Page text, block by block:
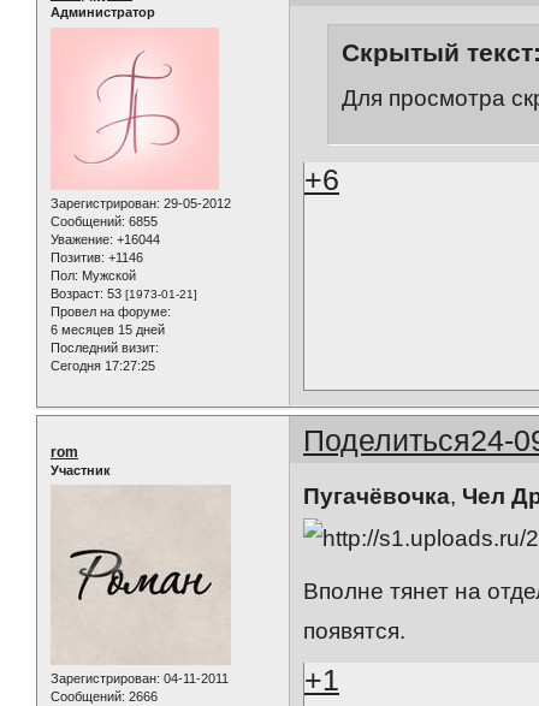
Администратор
Зарегистрирован: 29-05-2012
Сообщений: 6855
Уважение: +16044
Позитив: +1146
Пол: Мужской
Возраст: 53 [1973-01-21]
Провел на форуме:
6 месяцев 15 дней
Последний визит:
Сегодня 17:27:25
Скрытый
Для просмотра
+6
Поделиться24-
rom
Участник
Зарегистрирован: 04-11-2011
Сообщений: 2666
Пугачёвочка, Чел
Вполне тянет на
появятся.
+1